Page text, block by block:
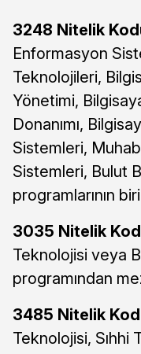
3248 Nitelik
Enformasyon
Teknolojileri,
Yönetimi,
Donanımı,
Sistemleri,
Sistemleri, Bulut
programlarının
3035 Nitelik
Teknolojisi veya
programından
3485 Nitelik
Teknolojisi, Sıhhi